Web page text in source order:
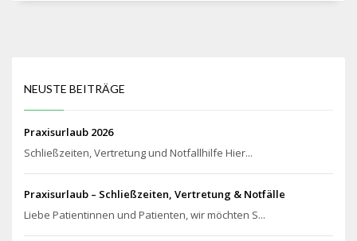
NEUSTE BEITRÄGE
Praxisurlaub 2026
Schließzeiten, Vertretung und Notfallhilfe Hier...
Praxisurlaub – Schließzeiten, Vertretung & Notfälle
Liebe Patientinnen und Patienten, wir möchten S...